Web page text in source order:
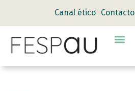
Canal ético Contacto